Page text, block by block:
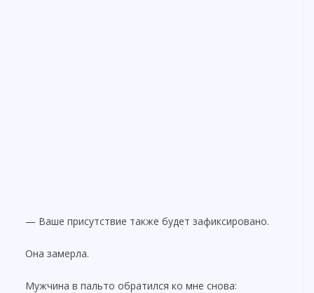
— Ваше присутствие также будет зафиксировано.
Она замерла.
Мужчина в пальто обратился ко мне снова: